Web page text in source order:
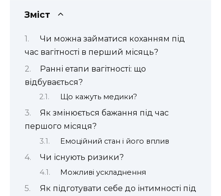
Зміст
Чи можна займатися коханням під
час вагітності в перший місяць?
Ранні етапи вагітності: що
відбувається?
Що кажуть медики?
Як змінюється бажання під час
першого місяця?
Емоційний стан і його вплив
Чи існують ризики?
Можливі ускладнення
Як підготувати себе до інтимності під